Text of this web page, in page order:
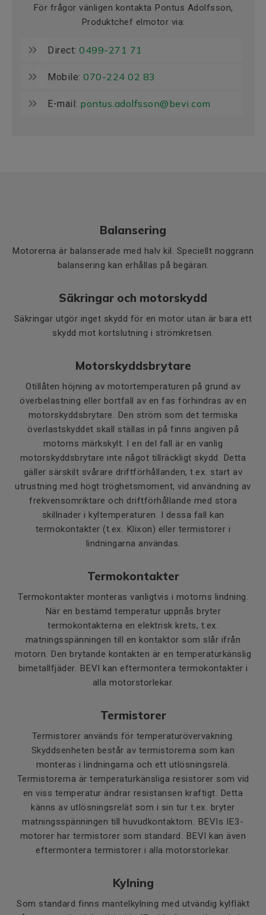
För frågor vänligen kontakta Pontus Adolfsson,
Produktchef elmotor via:
Direct: 0499-271 71
Mobile: 070-224 02 83
E-mail: pontus.adolfsson@bevi.com
Balansering
Motorerna är balanserade med halv kil. Speciellt noggrann
balansering kan erhållas på begäran.
Säkringar och motorskydd
Säkringar utgör inget skydd för en motor utan är bara ett
skydd mot kortslutning i strömkretsen.
Motorskyddsbrytare
Otillåten höjning av motortemperaturen på grund av
överbelastning eller bortfall av en fas förhindras av en
motorskyddsbrytare. Den ström som det termiska
överlastskyddet skall ställas in på finns angiven på
motorns märkskylt. I en del fall är en vanlig
motorskyddsbrytare inte något tillräckligt skydd. Detta
gäller särskilt svårare driftförhållanden, t.ex. start av
utrustning med högt tröghetsmoment, vid användning av
frekvensomriktare och driftförhållande med stora
skillnader i kyltemperaturen. I dessa fall kan
termokontakter (t.ex. Klixon) eller termistorer i
lindningarna användas.
Termokontakter
Termokontakter monteras vanligtvis i motorns lindning.
När en bestämd temperatur uppnås bryter
termokontakterna en elektrisk krets, t.ex.
matningsspänningen till en kontaktor som slår ifrån
motorn. Den brytande kontakten är en temperaturkänslig
bimetallfjäder. BEVI kan eftermontera termokontakter i
alla motorstorlekar.
Termistorer
Termistorer används för temperaturövervakning.
Skyddsenheten består av termistorerna som kan
monteras i lindningarna och ett utlösningsrelä.
Termistorerna är temperaturkänsliga resistorer som vid
en viss temperatur ändrar resistansen kraftigt. Detta
känns av utlösningsrelät som i sin tur t.ex. bryter
matningsspänningen till huvudkontaktorn. BEVIs IE3-
motorer har termistorer som standard. BEVI kan även
eftermontera termistorer i alla motorstorlekar.
Kylning
Som standard finns mantelkylning med utvändig kylfläkt